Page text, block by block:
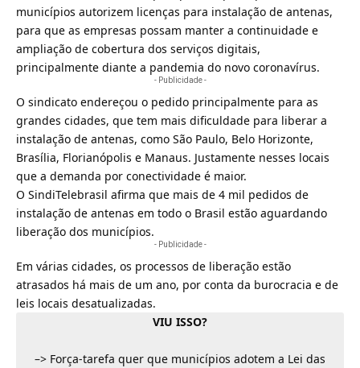
municípios autorizem licenças para instalação de antenas,
para que as empresas possam manter a continuidade e
ampliação de cobertura dos serviços digitais,
principalmente diante a pandemia do novo coronavírus.
- Publicidade -
O sindicato endereçou o pedido principalmente para as
grandes cidades, que tem mais dificuldade para liberar a
instalação de antenas, como São Paulo, Belo Horizonte,
Brasília, Florianópolis e Manaus. Justamente nesses locais
que a demanda por conectividade é maior.
O SindiTelebrasil afirma que mais de 4 mil pedidos de
instalação de antenas em todo o Brasil estão aguardando
liberação dos municípios.
- Publicidade -
Em várias cidades, os processos de liberação estão
atrasados há mais de um ano, por conta da burocracia e de
leis locais desatualizadas.
VIU ISSO?
–> Força-tarefa quer que municípios adotem a Lei das